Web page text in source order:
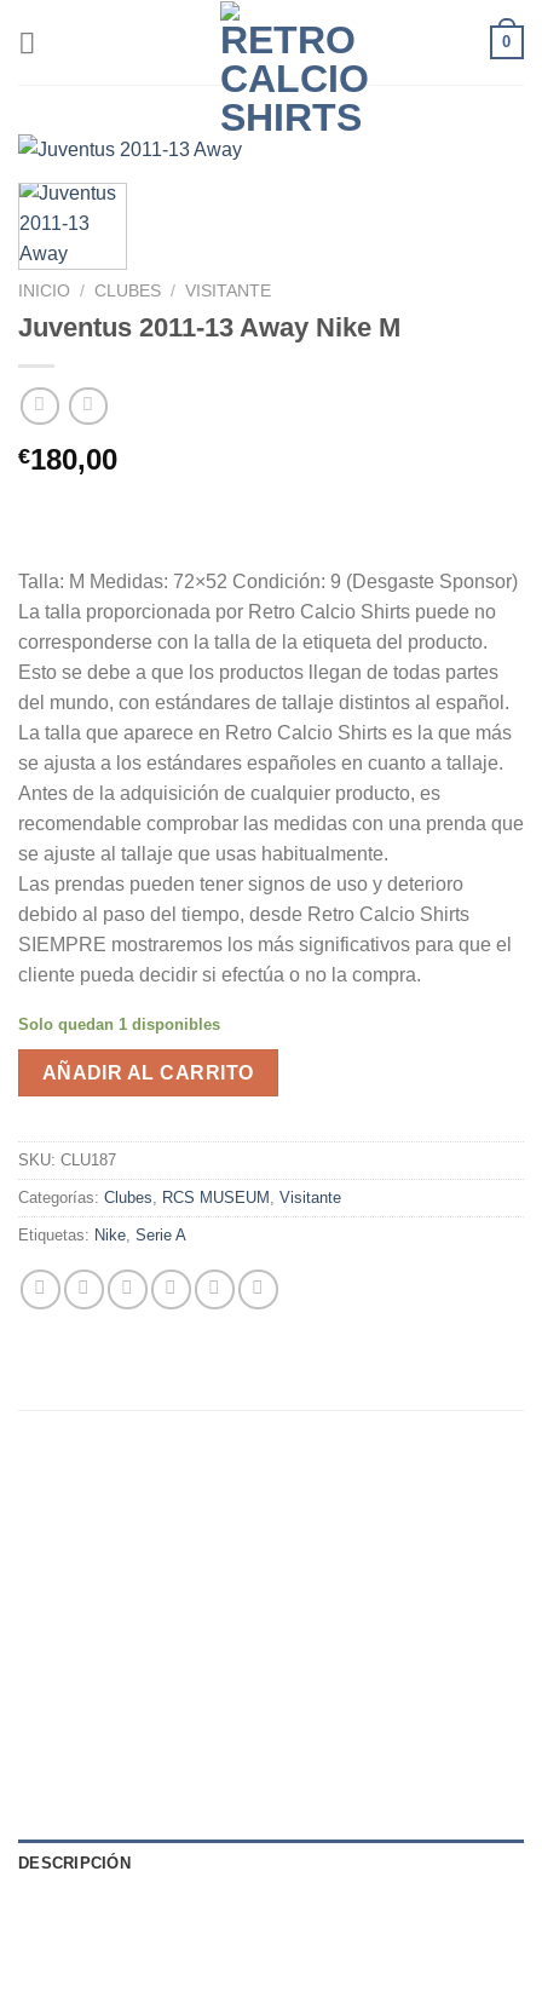
0
INICIO / CLUBES / VISITANTE
Juventus 2011-13 Away Nike M
€180,00
Talla: M Medidas: 72×52 Condición: 9 (Desgaste Sponsor)
La talla proporcionada por Retro Calcio Shirts puede no
corresponderse con la talla de la etiqueta del producto.
Esto se debe a que los productos llegan de todas partes
del mundo, con estándares de tallaje distintos al español.
La talla que aparece en Retro Calcio Shirts es la que más
se ajusta a los estándares españoles en cuanto a tallaje.
Antes de la adquisición de cualquier producto, es
recomendable comprobar las medidas con una prenda que
se ajuste al tallaje que usas habitualmente.
Las prendas pueden tener signos de uso y deterioro
debido al paso del tiempo, desde Retro Calcio Shirts
SIEMPRE mostraremos los más significativos para que el
cliente pueda decidir si efectúa o no la compra.
Solo quedan 1 disponibles
AÑADIR AL CARRITO
SKU: CLU187
Categorías: Clubes, RCS MUSEUM , Visitante
Etiquetas: Nike, Serie A
DESCRIPCIÓN